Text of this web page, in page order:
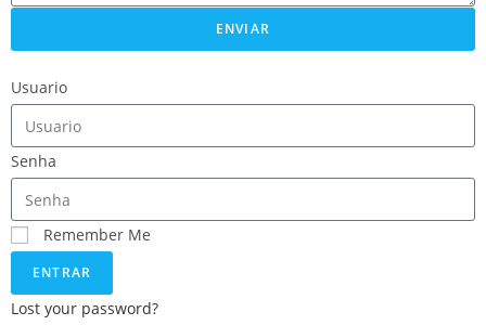
ENVIAR
Usuario
Senha
Remember Me
ENTRAR
Lost your password?